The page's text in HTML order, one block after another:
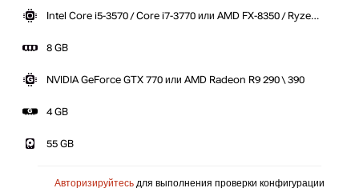
Intel Core i5-3570 / Core i7-3770 или AMD FX-8350 / Ryzen
8 GB
NVIDIA GeForce GTX 770 или AMD Radeon R9 290 \ 390
4 GB
55 GB
Авторизируйтесь для выполнения проверки конфигурации